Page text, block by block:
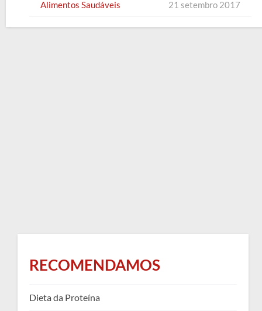
Alimentos Saudáveis 21 setembro 2017
RECOMENDAMOS
Dieta da Proteína